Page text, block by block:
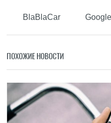
BlaBlaCar
ПОХОЖИЕ НОВОСТИ